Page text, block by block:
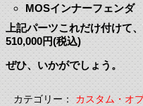
MOSインナーフェンダ
上記パーツこれだけ付けて
510,000円(税込)
ぜひ、いかがでしょう。
カテゴリー：カスタム・オ